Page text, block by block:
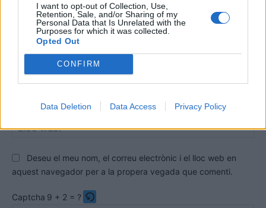
I want to opt-out of Collection, Use,
Retention, Sale, and/or Sharing of my
Personal Data that Is Unrelated with the
Purposes for which it was collected.
Opted Out
CONFIRM
Data Deletion Data Access Privacy Policy
Comentari:
Deseu el meu nom, el correu electrònic i el lloc web en
aquest navegador per a la propera vegada que comenti.
Captcha 9 + 2 = ?